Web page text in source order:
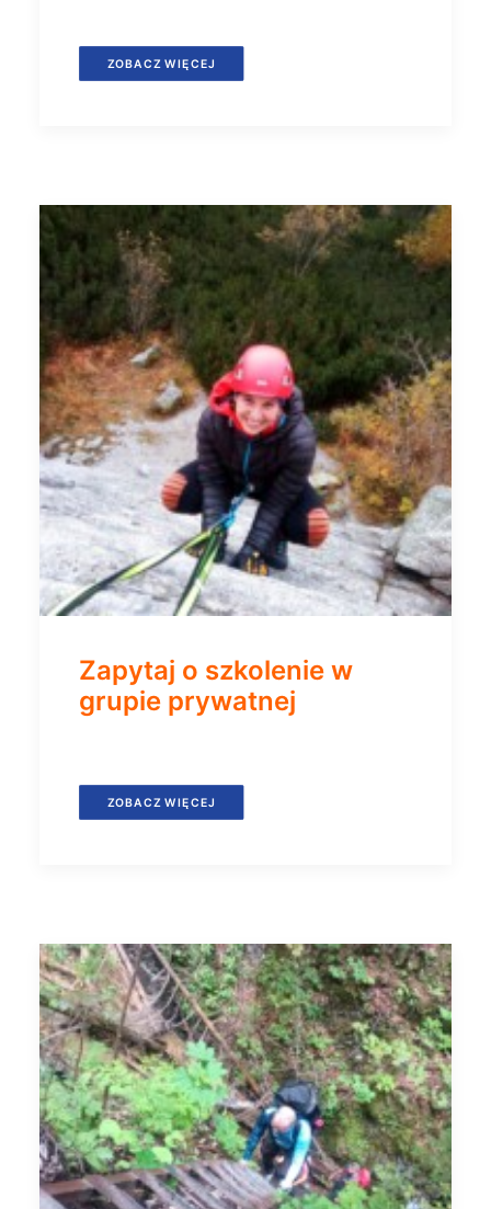
ZOBACZ WIĘCEJ
Zapytaj o szkolenie w
grupie prywatnej
ZOBACZ WIĘCEJ